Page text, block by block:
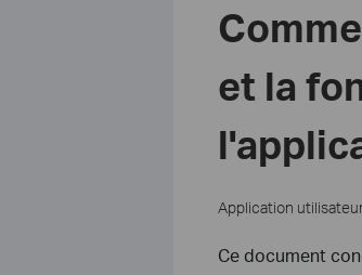
et la
Application
Ce document